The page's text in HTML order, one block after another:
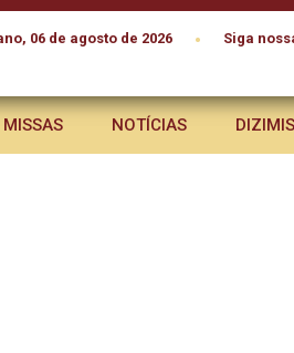
06 de agosto de 2026 • Siga
MISSAS NOTÍCIAS